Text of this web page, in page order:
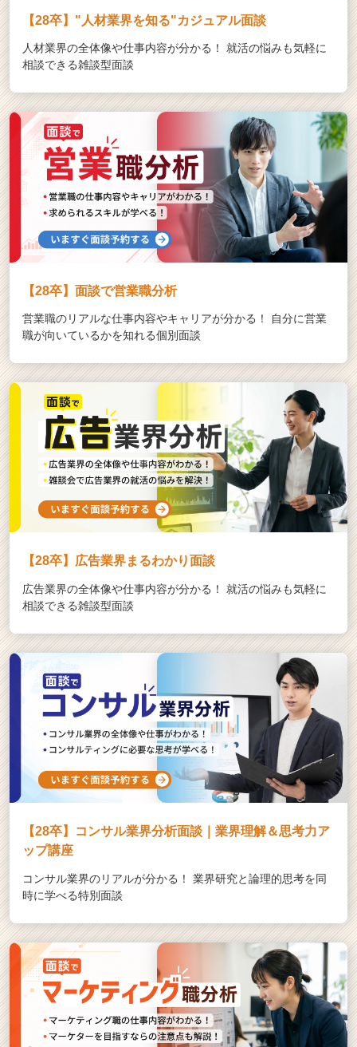
【28卒】"人材業界を知る"カジュアル面談
人材業界の全体像や仕事内容が分かる！ 就活の悩みも気軽に
相談できる雑談型面談
【28卒】面談で営業職分析
営業職のリアルな仕事内容やキャリアが分かる！ 自分に営業
職が向いているかを知れる個別面談
【28卒】広告業界まるわかり面談
広告業界の全体像や仕事内容が分かる！ 就活の悩みも気軽に
相談できる雑談型面談
【28卒】コンサル業界分析面談｜業界理解＆思考力ア
ップ講座
コンサル業界のリアルが分かる！ 業界研究と論理的思考を同
時に学べる特別面談